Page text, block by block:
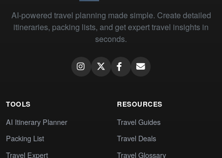
AI-powered travel planning made simple. Create detailed
itineraries, packing lists, and get expert travel insights in
seconds.
TOOLS
AI Itinerary Planner
Packing List
Travel Expert
RESOURCES
Travel Guides
Travel Deals
Travel Glossary